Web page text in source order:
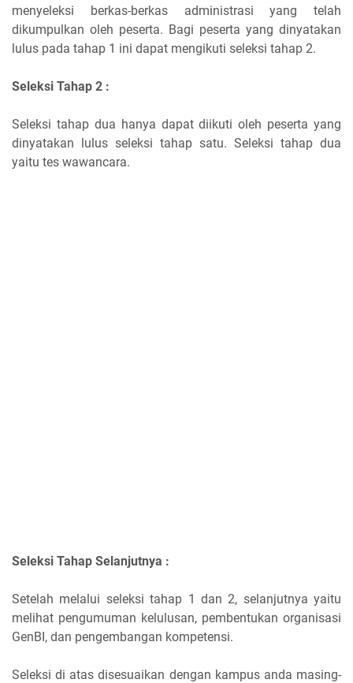
menyeleksi berkas-berkas administrasi yang telah
dikumpulkan oleh peserta. Bagi peserta yang dinyatakan
lulus pada tahap 1 ini dapat mengikuti seleksi tahap 2.
Seleksi Tahap 2 :
Seleksi tahap dua hanya dapat diikuti oleh peserta yang
dinyatakan lulus seleksi tahap satu. Seleksi tahap dua
yaitu tes wawancara.
Seleksi Tahap Selanjutnya :
Setelah melalui seleksi tahap 1 dan 2, selanjutnya yaitu
melihat pengumuman kelulusan, pembentukan organisasi
GenBI, dan pengembangan kompetensi.
Seleksi di atas disesuaikan dengan kampus anda masing-